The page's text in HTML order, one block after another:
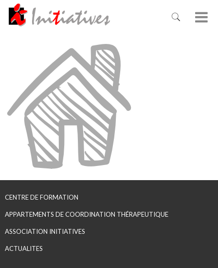
CENTRE DE FORMATION
APPARTEMENTS DE COORDINATION THÉRAPEUTIQUE
ASSOCIATION INITIATIVES
ACTUALITES